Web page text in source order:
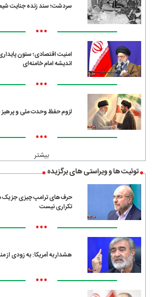
سردشت؛ سند زنده جنایت
•••
امنیت اقتصادی؛ ستون
اندیشه امام خامنه‌ای
•••
لزوم حفظ وحدت ملی و پرهیز
•••
بیشتر
توئیت ها و ویراستی های برگزیده
حرف‌های ترامپ چیزی جز یک
تکراری نیست
•••
هشدار به آمریکا: به زودی از
•••